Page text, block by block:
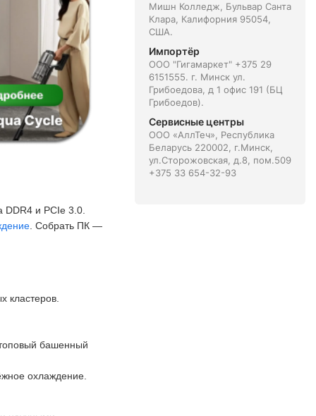
DDR4 и PCIe 3.0.
. Собрать ПК —
кластеров.
башенный
охлаждение.
Мишн Колледж, Бульвар Санта
Клара, Калифорния 95054,
США.
Импортёр
ООО "Гигамаркет" +375 29
6151555. г. Минск ул.
Грибоедова, д 1 офис 191 (БЦ
Грибоедов).
Сервисные центры
ООО «АллТеч», Республика
Беларусь 220002, г.Минск,
ул.Сторожовская, д.8, пом.509
+375 33 654-32-93